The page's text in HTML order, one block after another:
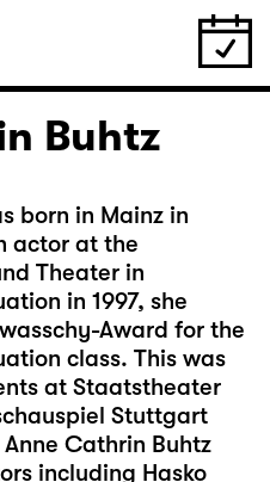
Buhtz
born in Mainz in
actor at the
Theater in
in 1997, she
Award for the
class. This was
at Staatstheater
Stuttgart
Cathrin Buhtz
including Hasko